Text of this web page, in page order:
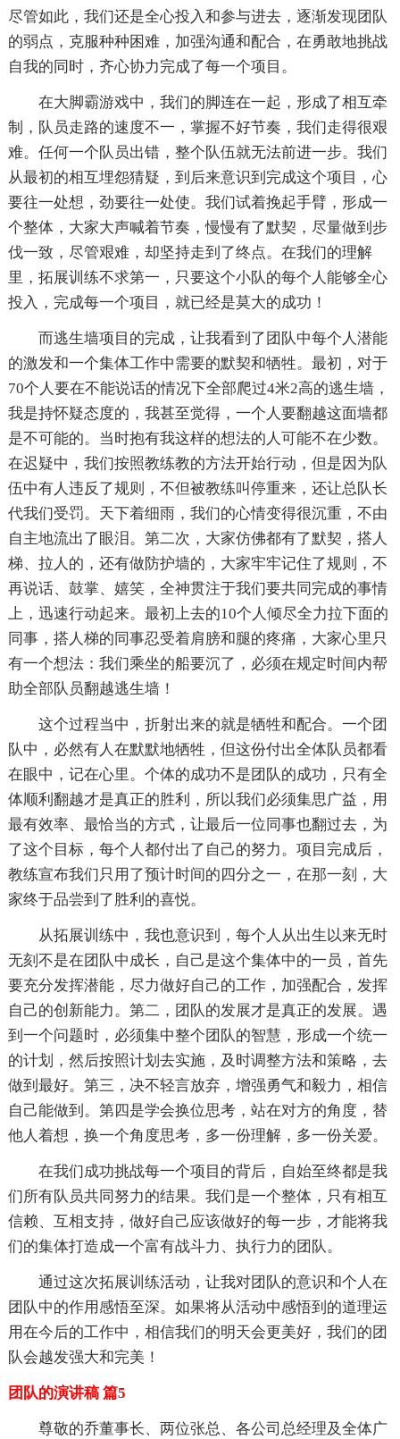
尽管如此，我们还是全心投入和参与进去，逐渐发现团队
的弱点，克服种种困难，加强沟通和配合，在勇敢地挑战
自我的同时，齐心协力完成了每一个项目。
在大脚霸游戏中，我们的脚连在一起，形成了相互牵
制，队员走路的速度不一，掌握不好节奏，我们走得很艰
难。任何一个队员出错，整个队伍就无法前进一步。我们
从最初的相互埋怨猜疑，到后来意识到完成这个项目，心
要往一处想，劲要往一处使。我们试着挽起手臂，形成一
个整体，大家大声喊着节奏，慢慢有了默契，尽量做到步
伐一致，尽管艰难，却坚持走到了终点。在我们的理解
里，拓展训练不求第一，只要这个小队的每个人能够全心
投入，完成每一个项目，就已经是莫大的成功！
而逃生墙项目的完成，让我看到了团队中每个人潜能
的激发和一个集体工作中需要的默契和牺牲。最初，对于
70个人要在不能说话的情况下全部爬过4米2高的逃生墙，
我是持怀疑态度的，我甚至觉得，一个人要翻越这面墙都
是不可能的。当时抱有我这样的想法的人可能不在少数。
在迟疑中，我们按照教练教的方法开始行动，但是因为队
伍中有人违反了规则，不但被教练叫停重来，还让总队长
代我们受罚。天下着细雨，我们的心情变得很沉重，不由
自主地流出了眼泪。第二次，大家仿佛都有了默契，搭人
梯、拉人的，还有做防护墙的，大家牢牢记住了规则，不
再说话、鼓掌、嬉笑，全神贯注于我们要共同完成的事情
上，迅速行动起来。最初上去的10个人倾尽全力拉下面的
同事，搭人梯的同事忍受着肩膀和腿的疼痛，大家心里只
有一个想法：我们乘坐的船要沉了，必须在规定时间内帮
助全部队员翻越逃生墙！
这个过程当中，折射出来的就是牺牲和配合。一个团
队中，必然有人在默默地牺牲，但这份付出全体队员都看
在眼中，记在心里。个体的成功不是团队的成功，只有全
体顺利翻越才是真正的胜利，所以我们必须集思广益，用
最有效率、最恰当的方式，让最后一位同事也翻过去，为
了这个目标，每个人都付出了自己的努力。项目完成后，
教练宣布我们只用了预计时间的四分之一，在那一刻，大
家终于品尝到了胜利的喜悦。
从拓展训练中，我也意识到，每个人从出生以来无时
无刻不是在团队中成长，自己是这个集体中的一员，首先
要充分发挥潜能，尽力做好自己的工作，加强配合，发挥
自己的创新能力。第二，团队的发展才是真正的发展。遇
到一个问题时，必须集中整个团队的智慧，形成一个统一
的计划，然后按照计划去实施，及时调整方法和策略，去
做到最好。第三，决不轻言放弃，增强勇气和毅力，相信
自己能做到。第四是学会换位思考，站在对方的角度，替
他人着想，换一个角度思考，多一份理解，多一份关爱。
在我们成功挑战每一个项目的背后，自始至终都是我
们所有队员共同努力的结果。我们是一个整体，只有相互
信赖、互相支持，做好自己应该做好的每一步，才能将我
们的集体打造成一个富有战斗力、执行力的团队。
通过这次拓展训练活动，让我对团队的意识和个人在
团队中的作用感悟至深。如果将从活动中感悟到的道理运
用在今后的工作中，相信我们的明天会更美好，我们的团
队会越发强大和完美！
团队的演讲稿 篇5
尊敬的乔董事长、两位张总、各公司总经理及全体广